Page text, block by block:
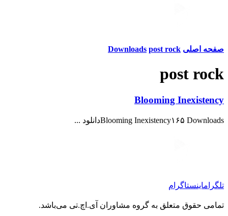
صفحه اصلی Downloads post rock
post rock
Blooming Inexistency
Blooming Inexistency۱۶۵ Downloadsدانلود ...
تلگراماینستاگرام
تمامی حقوق متعلق به گروه مشاوران آی.اچ.تی می‌باشد.